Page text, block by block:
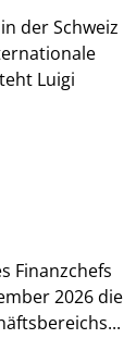
der Schweiz
Luigi
Finanzchefs
2026 die